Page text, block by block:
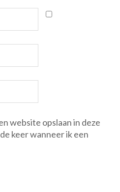
website opslaan in deze
keer wanneer ik een